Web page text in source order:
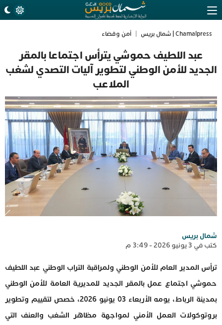
Chamalpress | شمال بريس أمن وقضاء
عبد اللطيف حموشي يترأس اجتماعا بالمقر
الجديد للأمن الوطني لتطوير آليات التصدي لشغب
الملاعب
شمال بريس
كتب في 3 يونيو 2026 - 3:49 م
ترأس المدير العام للأمن الوطني ولمراقبة التراب الوطني عبد اللطيف
حموشي اجتماع عمل بالمقر الجديد للمديرية العامة للأمن الوطني
بمدينة الرباط، يومه الأربعاء 03 يونيو 2026، خصص لتقييم وتطوير
بروتوكولات العمل الأمني لمواجهة مظاهر الشغب والعنف التي